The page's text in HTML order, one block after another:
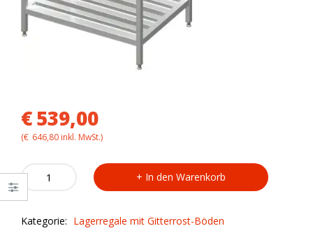
€539,00
(€ 646,80 inkl. MwSt.)
VRL08402
Gitterrosten
In den Warenkorb
Kategorie: Lagerregale mit Gitterrost-Böden